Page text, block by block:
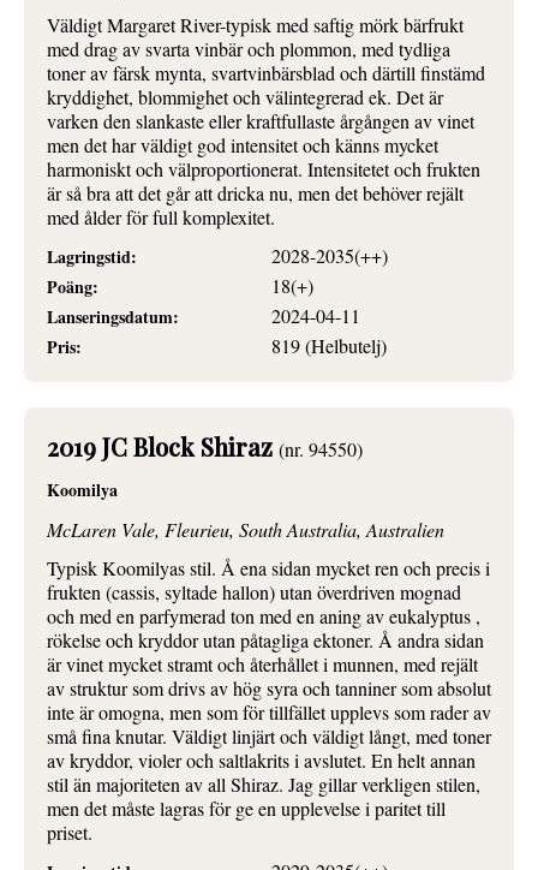
Väldigt Margaret River-typisk med saftig mörk bärfrukt
med drag av svarta vinbär och plommon, med tydliga
toner av färsk mynta, svartvinbärsblad och därtill finstämd
kryddighet, blommighet och välintegrerad ek. Det är
varken den slankaste eller kraftfullaste årgången av vinet
men det har väldigt god intensitet och känns mycket
harmoniskt och välproportionerat. Intensitetet och frukten
är så bra att det går att dricka nu, men det behöver rejält
med ålder för full komplexitet.
Lagringstid:
2028-2035(++)
Poäng:
18(+)
Lanseringsdatum:
2024-04-11
Pris:
819 (Helbutelj)
2019 JC Block Shiraz (nr. 94550)
Koomilya
McLaren Vale, Fleurieu, South Australia, Australien
Typisk Koomilyas stil. Å ena sidan mycket ren och precis i
frukten (cassis, syltade hallon) utan överdriven mognad
och med en parfymerad ton med en aning av eukalyptus ,
rökelse och kryddor utan påtagliga ektoner. Å andra sidan
är vinet mycket stramt och återhållet i munnen, med rejält
av struktur som drivs av hög syra och tanniner som absolut
inte är omogna, men som för tillfället upplevs som rader av
små fina knutar. Väldigt linjärt och väldigt långt, med toner
av kryddor, violer och saltlakrits i avslutet. En helt annan
stil än majoriteten av all Shiraz. Jag gillar verkligen stilen,
men det måste lagras för ge en upplevelse i paritet till
priset.